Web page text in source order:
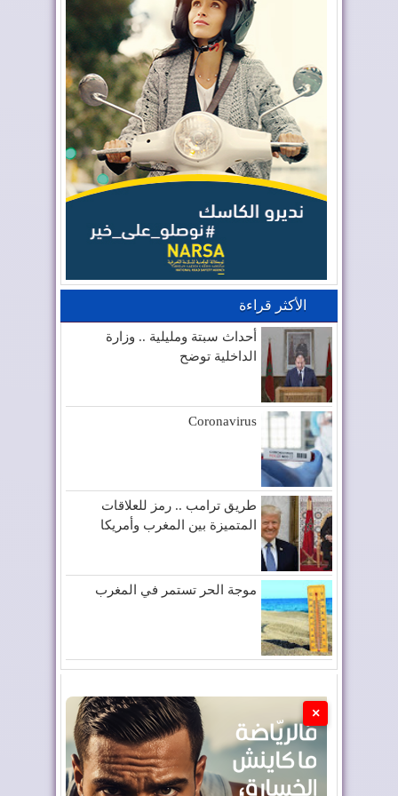
الأكثر قراءة
أحداث سبتة ومليلية .. وزارة
الداخلية توضح
Coronavirus
طريق ترامب .. رمز للعلاقات
المتميزة بين المغرب وأمريكا
موجة الحر تستمر في المغرب
×